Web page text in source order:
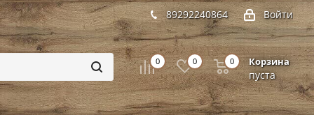
Войти
89292240864
0 0 Корзина
пуста
0